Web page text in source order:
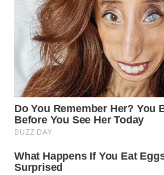
WN
NATUNA
WN
BINTAN
WN
MANDALIKA
LIKUPANG